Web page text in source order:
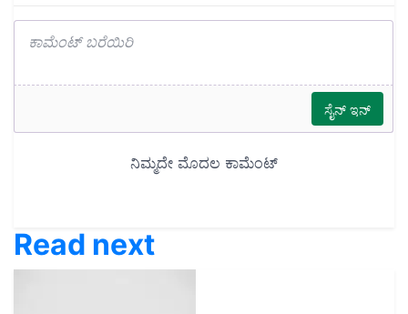
Read next